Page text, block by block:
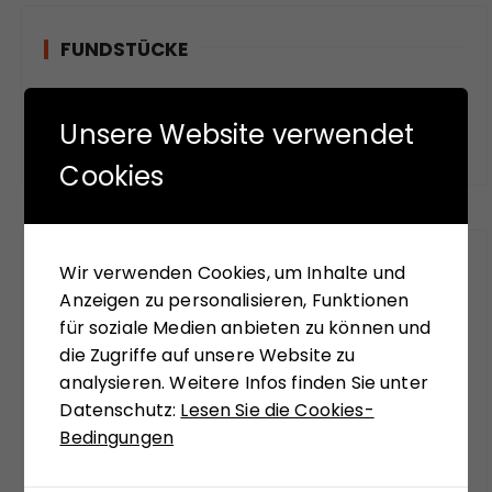
FUNDSTÜCKE
FÜR SIE GELESEN
Mit seinem neuen Buch "Aufstieg der Rechten,
Abstieg der Linken" versucht Hans-Jürgen Arlt
die hochaktuelle Frage zu beantworten,
weshalb in modernen Ländern faschistische
Krisenlösungen so viel Anziehungskraft haben.
Unsere Website verwendet
Cookies
Wir verwenden Cookies, um Inhalte und
Anzeigen zu personalisieren, Funktionen
für soziale Medien anbieten zu können und
die Zugriffe auf unsere Website zu
analysieren. Weitere Infos finden Sie unter
Datenschutz: Lesen Sie die Cookies-
Bedingungen